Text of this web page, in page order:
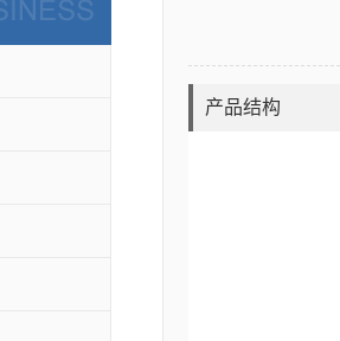
产品结构